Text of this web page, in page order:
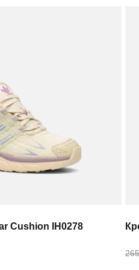
Cushion IH0278